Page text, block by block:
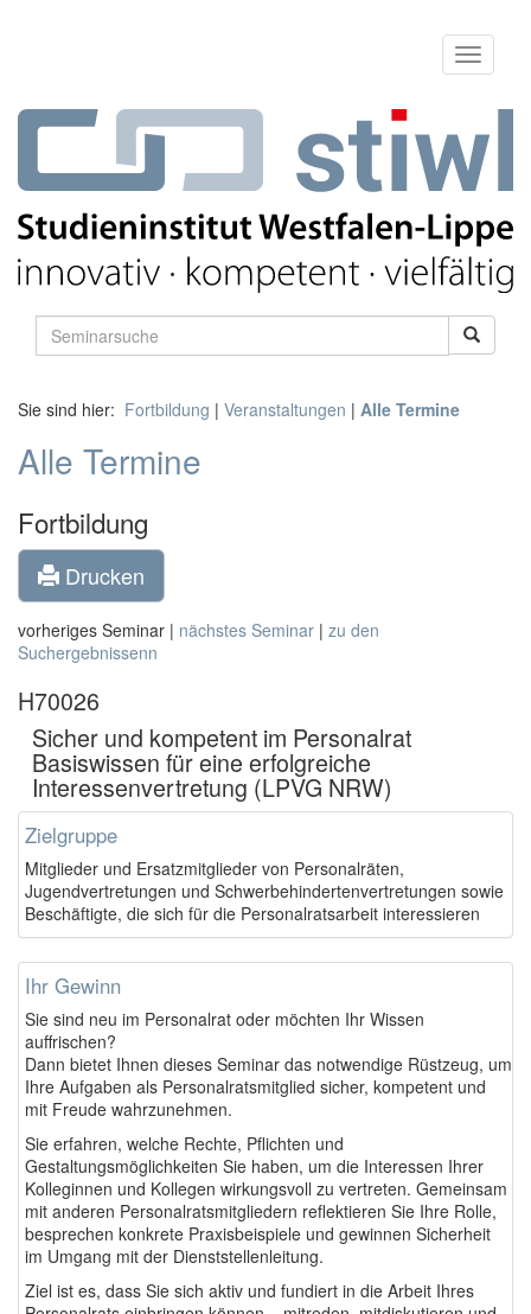
Sie sind hier: Fortbildung | Veranstaltungen | Alle Termine
Alle Termine
Fortbildung
Drucken
vorheriges Seminar | nächstes Seminar | zu den
Suchergebnissenn
H70026
Sicher und kompetent im Personalrat 
Basiswissen für eine erfolgreiche
Interessenvertretung (LPVG NRW)
Zielgruppe
Mitglieder und Ersatzmitglieder von Personalräten,
Jugendvertretungen und Schwerbehindertenvertretungen sowie
Beschäftigte, die sich für die Personalratsarbeit interessieren
Ihr Gewinn
Sie sind neu im Personalrat oder möchten Ihr Wissen
auffrischen?
Dann bietet Ihnen dieses Seminar das notwendige Rüstzeug, um
Ihre Aufgaben als Personalratsmitglied sicher, kompetent und
mit Freude wahrzunehmen.
Sie erfahren, welche Rechte, Pflichten und
Gestaltungsmöglichkeiten Sie haben, um die Interessen Ihrer
Kolleginnen und Kollegen wirkungsvoll zu vertreten. Gemeinsam
mit anderen Personalratsmitgliedern reflektieren Sie Ihre Rolle,
besprechen konkrete Praxisbeispiele und gewinnen Sicherheit
im Umgang mit der Dienststellenleitung.
Ziel ist es, dass Sie sich aktiv und fundiert in die Arbeit Ihres